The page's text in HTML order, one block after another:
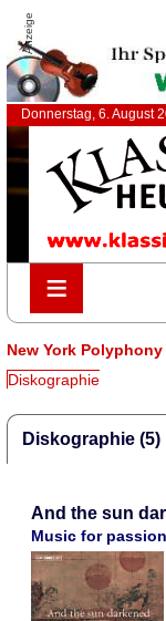
Anzeige
Donnerstag, 6. August
≡
≡
New York Polyphony
Diskographie
Diskographie (5)
And the sun
Music for